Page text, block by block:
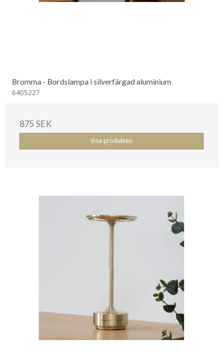
Bromma - Bordslampa i silverfärgad aluminium
6405227
875 SEK
Visa produkten